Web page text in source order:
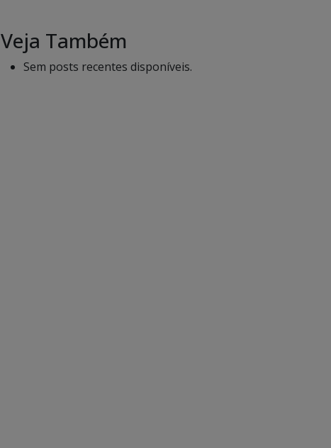
Veja Também
Sem posts recentes disponíveis.